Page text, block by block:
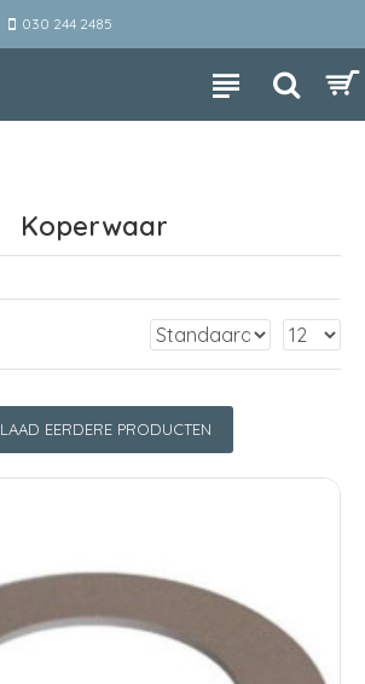
030 244 2485
Koperwaar
LAAD EERDERE PRODUCTEN